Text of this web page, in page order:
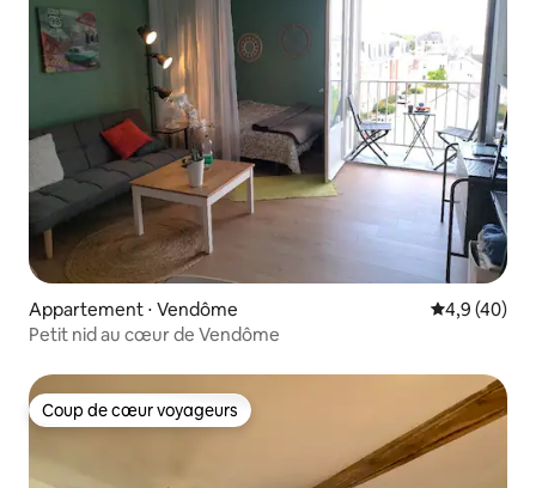
Appartement ⋅ Vendôme Évaluation
4,9 (40)
Petit nid au cœur de Vendôme
Coup de cœur voyageurs
Coup de cœur voyageurs